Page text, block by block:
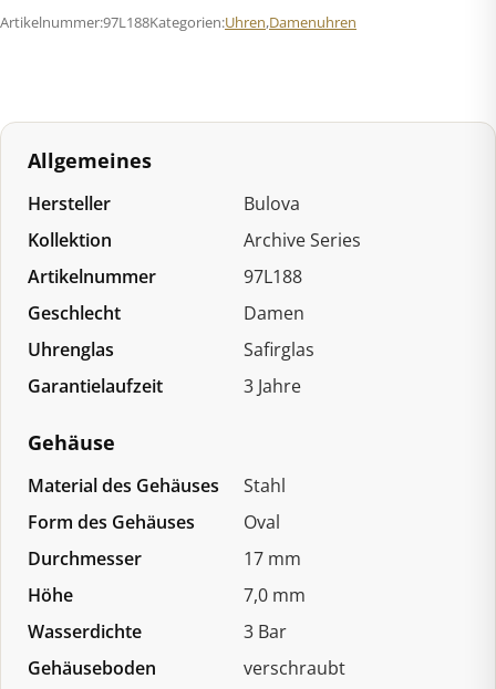
Stil
Artikelnummer:97L188Kategorien:Uhren,Damenuhren
Allgemeines
Hersteller
Bulova
Kollektion
Archive Series
Artikelnummer
97L188
Geschlecht
Damen
Uhrenglas
Safirglas
Garantielaufzeit
3 Jahre
Gehäuse
Material des Gehäuses
Stahl
Form des Gehäuses
Oval
Durchmesser
17 mm
Höhe
7,0 mm
Wasserdichte
3 Bar
Gehäuseboden
verschraubt